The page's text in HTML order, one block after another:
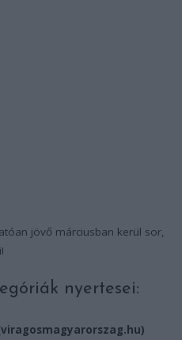
jövő márciusban kerül sor,
nyertesei: